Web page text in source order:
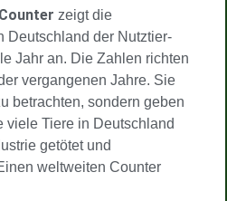
zeigt die
Deutschland der Nutztier-
Jahr an. Die Zahlen richten
vergangenen Jahre. Sie
betrachten, sondern geben
Tiere in Deutschland
getötet und
weltweiten Counter